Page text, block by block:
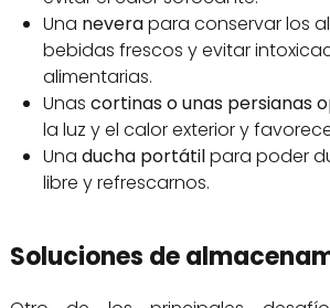
Una neverapara conservar los
bebidas frescos y evitar
alimentarias.
Unas cortinas o unas persianas
la luz y el calor exterior y
Una ducha portátilpara poder
libre y refrescarnos.
Soluciones de